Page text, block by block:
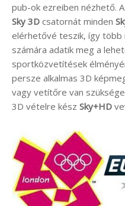
pub-ok ezreiben nézhető.
Sky 3D csatornát minden
elérhetővé teszik, így
számára adatik meg a
sportközvetítések
persze alkalmas 3D
vagy vetítőre van
3D vételre kész Sky+HD